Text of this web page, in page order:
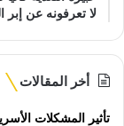
لا تعرفونه عن إبر
أخر المقالات
تأثير المشكلات